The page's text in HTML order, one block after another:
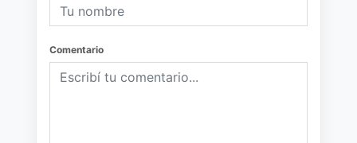
Comentario